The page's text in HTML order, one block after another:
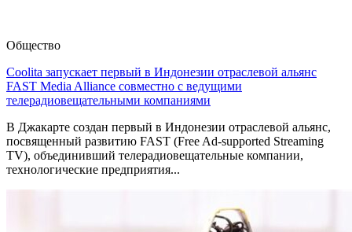
Общество
Coolita запускает первый в Индонезии отраслевой альянс
FAST Media Alliance совместно с ведущими
телерадиовещательными компаниями
В Джакарте создан первый в Индонезии отраслевой альянс,
посвященный развитию FAST (Free Ad-supported Streaming
TV), объединивший телерадиовещательные компании,
технологические предприятия...